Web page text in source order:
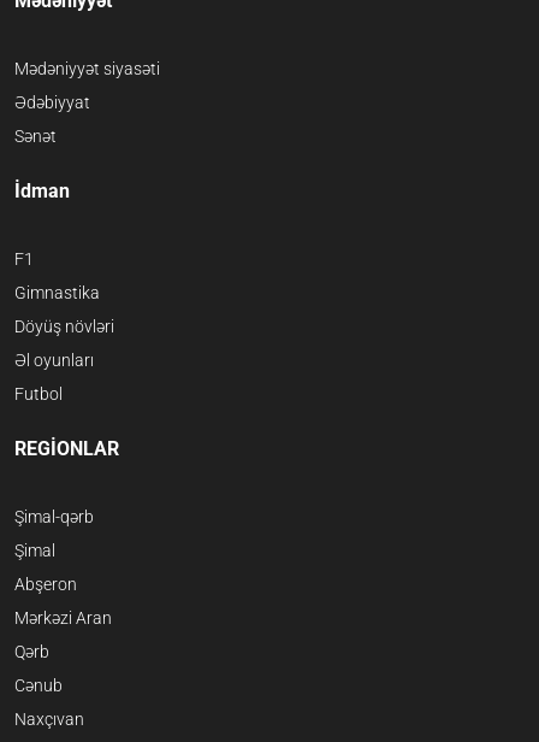
Mədəniyyət siyasəti
Ədəbiyyat
Sənət
İdman
F1
Gimnastika
Döyüş növləri
Əl oyunları
Futbol
REGİONLAR
Şimal-qərb
Şimal
Abşeron
Mərkəzi Aran
Qərb
Cənub
Naxçıvan